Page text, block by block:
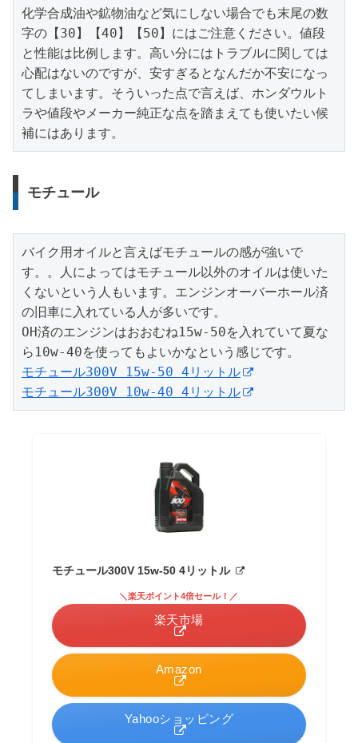
化学合成油や鉱物油など気にしない場合でも末尾の数
字の【30】【40】【50】にはご注意ください。値段
と性能は比例します。高い分にはトラブルに関しては
心配はないのですが、安すぎるとなんだか不安になっ
てしまいます。そういった点で言えば、ホンダウルト
ラや値段やメーカー純正な点を踏まえても使いたい候
補にはあります。
モチュール
バイク用オイルと言えばモチュールの感が強いで
す。。人によってはモチュール以外のオイルは使いた
くないという人もいます。エンジンオーバーホール済
の旧車に入れている人が多いです。
OH済のエンジンはおおむね15w-50を入れていて夏な
モチュール300V 15w-50 4リットル
モチュール300V 10w-40 4リットル
モチュール300V 15w-50 4リットル
Amazon
＼楽天ポイント4倍セール！／
楽天市場
Yahooショッピング